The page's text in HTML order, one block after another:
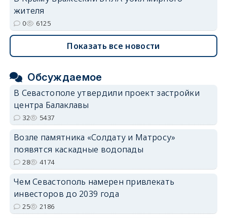
жителя
0 6125
Показать все новости
Обсуждаемое
В Севастополе утвердили проект застройки
центра Балаклавы
32 5437
Возле памятника «Солдату и Матросу»
появятся каскадные водопады
28 4174
Чем Севастополь намерен привлекать
инвесторов до 2039 года
25 2186